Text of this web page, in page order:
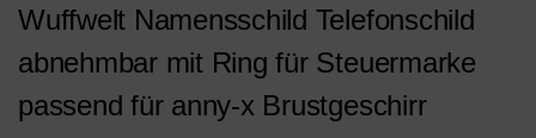
Wuffwelt Namensschild Telefonschild
abnehmbar mit Ring für Steuermarke
passend für anny-x Brustgeschirr